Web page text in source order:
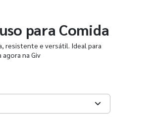
para Comida
resistente e versátil. Ideal para
na Giv